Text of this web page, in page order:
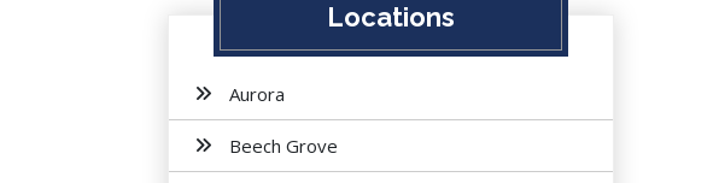
Locations
Aurora
Beech Grove